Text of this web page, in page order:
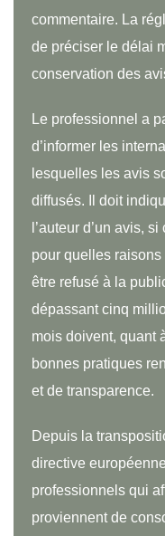
commentaire. La
de préciser le délai
conservation des
Le professionnel a
d’informer les
lesquelles les avis
diffusés. Il doit
l’auteur d’un avis,
pour quelles
être refusé à la
dépassant cinq
mois doivent, quant
bonnes pratiques
et de transparence.
Depuis la
directive
professionnels qui
proviennent de